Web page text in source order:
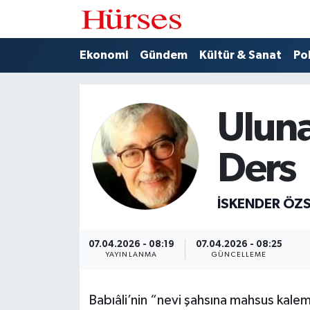
Ekonomi Gündem Kültür & Sanat
Ders
İSKENDER
07.04.2026 - 08:19
YAYINLANMA
07.04.2026 - 08:25
GÜNCELLEME
Babıâli’nin “nevi şahsına mahsus
Ekonomi
Kültür & Sanat
Hava Durumu
Süper Lig Puan Durumu ve Fikstür
Tüm Manşetler
Son Dakika Haberleri